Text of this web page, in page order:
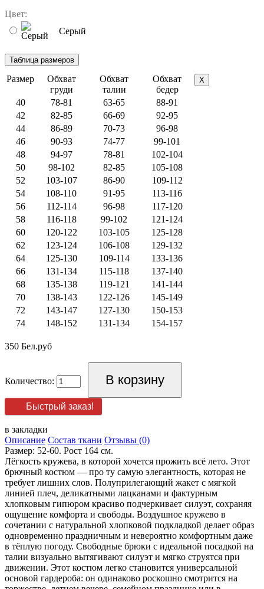
Цвет:
Серый
Размер
Обхват
груди
Обхват
талии
Обхват
бедер
X
40 78-81 63-65
88-91
42
82-85 66-69
92-95
44
86-89 70-73
96-98
46
90-93 74-77
99-101
48
94-97 78-81
102-104
50
98-102 82-85
105-108
52
103-107 86-90
109-112
54
108-110 91-95
113-116
56
112-114 96-98
117-120
58
116-118 99-102
121-124
60
120-122 103-105
125-128
62
123-124 106-108
129-132
64
125-130 109-114
133-136
66
131-134 115-118
137-140
68
135-138 119-121
141-144
70
138-143 122-126
145-149
72
143-147 127-130
150-153
74
148-152 131-134 154-157
350 Бел.руб
Количество:
Быстрый заказ!
в закладки
Описание Состав ткани Отзывы (0)
Размер: 52-60. Рост 164 см.
Лёгкость кружева, в которой хочется прожить всё лето. Этот
брючный костюм — про ту самую элегантность, которая не
требует лишних слов. Полуприлегающий жакет с мягкой
линией плеч, деликатными лацканами и фактурным
хлопковым гипюром красиво подчеркивает силуэт, сохраняя
ощущение комфорта и свободы. Воздушное кружево в
сочетании с натуральной хлопковой подкладкой делает образ
одновременно праздничным и невероятно комфортным даже
в тёплую погоду. Свободные брюки с идеальной посадкой на
талии визуально вытягивают силуэт и мягко струятся при
движении. Этот костюм легко становится универсальной
основой гардероба: он одинаково роскошно смотрится на